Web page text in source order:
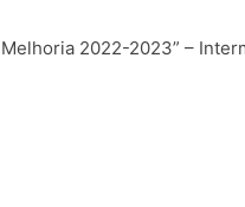
2022-2023” –